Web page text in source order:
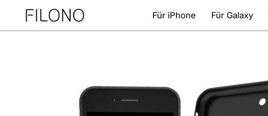
springen
Für iPhone Für Galaxy